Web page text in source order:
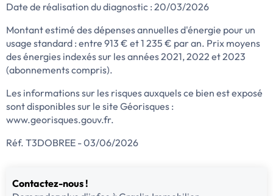
Date de réalisation du diagnostic : 20/03/2026
Montant estimé des dépenses annuelles d'énergie pour un
usage standard : entre 913 € et 1 235 € par an. Prix moyens
des énergies indexés sur les années 2021, 2022 et 2023
(abonnements compris).
Les informations sur les risques auxquels ce bien est exposé
sont disponibles sur le site Géorisques :
www.georisques.gouv.fr.
Réf. T3DOBREE - 03/06/2026
Contactez-nous !